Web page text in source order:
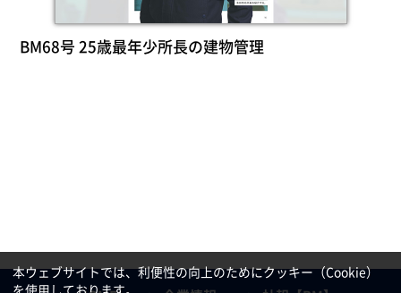
BM68号 25歳最年少所長の建物管理
本ウェブサイトでは、利便性の向上のためにクッキー（Cookie）
を使用しております。